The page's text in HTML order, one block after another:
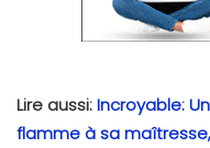
Lire aussi:Incroyable:
flamme à sa